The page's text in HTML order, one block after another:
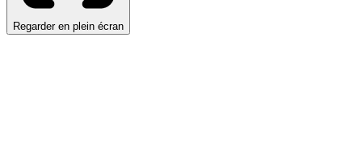
Regarder en plein écran